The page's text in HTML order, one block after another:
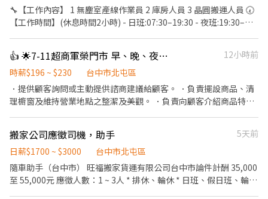
🔧【工作內容】 1 無塵室產線作業員 2 庫房人員 3 晶圓搬運人員 🕢
【工作時間】(休息時間2小時) - 日班:07:30–19:30 - 夜班:19:30–
5-10公斤；可接受穿全套無塵服 【休假制度】- 做4休3 【發薪制
度】-每月10號，遇假日順延至下一個工作日 【超狂福利】 -支援 #
週領、#預支 -留任獎金依班別及久任條件可領8-13萬 -每季還有 0.5
個月核定獎金。 -🚗免費 提供免費交通車。 -【廠區地點】-台中市
鐘完成，快速安排送審）： 👉https://reurl.cc/R2p0LG 🔒 【隱私防
線】個資僅供廠商審核，敏感欄位（身分證/詳細地址）錄取前皆可
先不填！ ➋加入留言： 👉https://lin.ee/OBnhVN5 私訊留下 ⌜姓名
+電話 +應徵半導體大廠」💥
👍 🌟7-11超商軍榮門市 早、晚、夜班工讀、兼職夥伴(長期）
12小時前
時薪$196 ~ $230
台中市北屯區
．提供顧客詢問或主動提供諮商建議給顧客。 ．負責擺設商品、清
理櫥窗及維持營業地點之整潔及美觀。 ．負責向顧客介紹商品特
束營業前，統計銷售情形、盤點貨品存量及撰寫當日業務報表。
搬家公司應徵司機，助手
5天前
日薪$1700 ~ $3000
台中市北屯區
隨車助手（台中市） 旺福搬家貨運有限公司台中市論件計酬 35,000
至 55,000元 應徵人數：1 ~ 3人 * 排休、輪休 * 日班、假日班、輪班